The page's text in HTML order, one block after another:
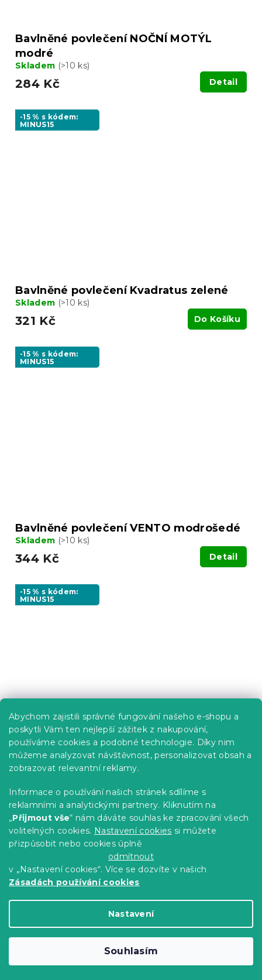
Abychom zajistili správné fungování našeho e-shopu a
poskytli Vám ten nejlepší zážitek z nakupování,
používáme cookies a podobné technologie. Díky nim
můžeme analyzovat návštěvnost, personalizovat obsah a
zobrazovat relevantní reklamy.
Informace o používání našich stránek sdílíme s
reklamními a analytickými partnery. Kliknutím na
„Přijmout vše“ nám dáváte souhlas ke zpracování všech
volitelných cookies. Nastavení cookies si můžete
přizpůsobit nebo cookies úplně
odmítnout
v „Nastavení cookies“. Více se dozvíte v našich
Zásadách používání cookies
Nastavení
Souhlasím
Bavlněné povlečení NOČNÍ MOTÝL
modré
Skladem (>10 ks)
284 Kč Detail
-15 % s kódem:
MINUS15
Bavlněné povlečení Kvadratus zelené
Skladem (>10 ks)
321 Kč Do Košíku
-15 % s kódem:
MINUS15
Bavlněné povlečení VENTO modrošedé
Skladem (>10 ks)
344 Kč Detail
-15 % s kódem:
MINUS15
Bavlněné povlečení GOLDEN STARS
Skladem(>10 ks)
299 Kč Detail
-15 % s kódem: